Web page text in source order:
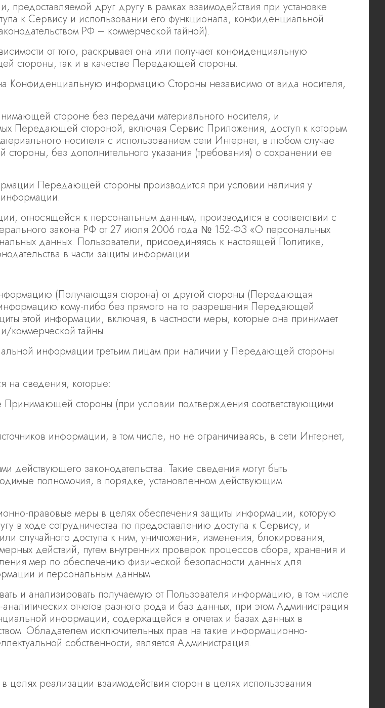
предоставляемой друг другу в рамках взаимодействия при установке
к Сервису и использовании его функционала, конфиденциальной
РФ – коммерческой тайной).
от того, раскрывает она или получает конфиденциальную
стороны, так и в качестве Передающей стороны.
Конфиденциальную информацию Стороны независимо от вида носителя,
стороне без передачи материального носителя, и
Передающей стороной, включая Сервис Приложения, доступ к которым
носителя с использованием сети Интернет, в любом случае
без дополнительного указания (требования) о сохранении ее
Передающей стороны производится при условии наличия у
относящейся к персональным данным, производится в соответствии с
закона РФ от 27 июля 2006 года № 152-ФЗ «О персональных
данных. Пользователи, присоединяясь к настоящей Политике,
в части защиты информации.
(Получающая сторона) от другой стороны (Передающая
кому-либо без прямого на то разрешения Передающей
этой информации, включая, в частности меры, которые она принимает
коммерческой тайны.
информации третьим лицам при наличии у Передающей стороны
на сведения, которые:
стороны (при условии подтверждения соответствующими
информации, в том числе, но не ограничиваясь, в сети Интернет,
действующего законодательства. Такие сведения могут быть
полномочия, в порядке, установленном действующим
правовые меры в целях обеспечения защиты информации, которую
в ходе сотрудничества по предоставлению доступа к Сервису, и
случайного доступа к ним, уничтожения, изменения, блокирования,
действий, путем внутренних проверок процессов сбора, хранения и
мер по обеспечению физической безопасности данных для
и персональным данным.
и анализировать получаемую от Пользователя информацию, в том числе
отчетов разного рода и баз данных, при этом Администрация
информации, содержащейся в отчетах и базах данных в
Обладателем исключительных прав на такие информационно-
собственности, является Администрация.
реализации взаимодействия сторон в целях использования